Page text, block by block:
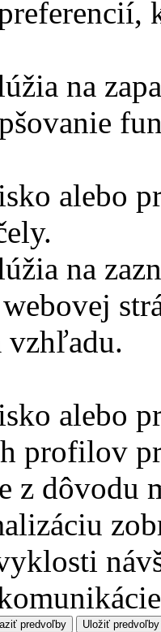
na
alebo
na
vzhľadu.
alebo
profilov
z dôvodu
predvoľby Uložiť predvoľby